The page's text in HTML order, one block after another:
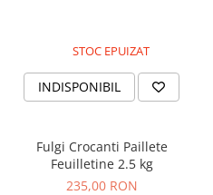
STOC EPUIZAT
INDISPONIBIL
Fulgi Crocanti Paillete
Feuilletine 2.5 kg
235,00 RON